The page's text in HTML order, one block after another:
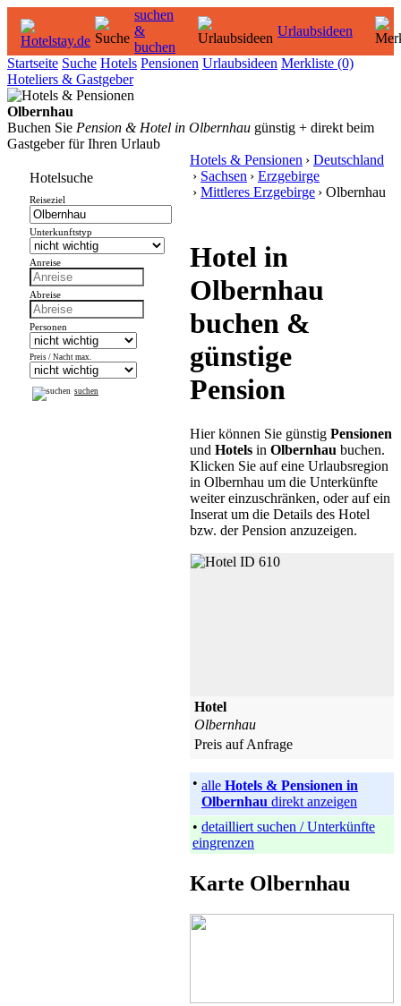
suchen
&
buchen
Urlaubsideen
Startseite Suche Hotels Pensionen Urlaubsideen Merkliste (0)
Hoteliers & Gastgeber
Olbernhau
Buchen Sie Pension & Hotel in Olbernhau günstig + direkt beim
Gastgeber für Ihren Urlaub
Hotelsuche
Reiseziel
Unterkunftstyp
Anreise
Abreise
Personen
Preis / Nacht max.
suchen
Hotels & Pensionen › Deutschland
› Sachsen › Erzgebirge
› Mittleres Erzgebirge › Olbernhau
Hotel in
Olbernhau
buchen &
günstige
Pension
Hier können Sie günstig Pensionen
und Hotels in Olbernhau buchen.
Klicken Sie auf eine Urlaubsregion
in Olbernhau um die Unterkünfte
weiter einzuschränken, oder auf ein
Inserat um die Details des Hotel
bzw. der Pension anzuzeigen.
Hotel
Olbernhau
Preis auf Anfrage
Hotel
Marienberg
• alle Hotels & Pensionen in
Olbernhau direkt anzeigen
• detailliert suchen / Unterkünfte
eingrenzen
Karte Olbernhau